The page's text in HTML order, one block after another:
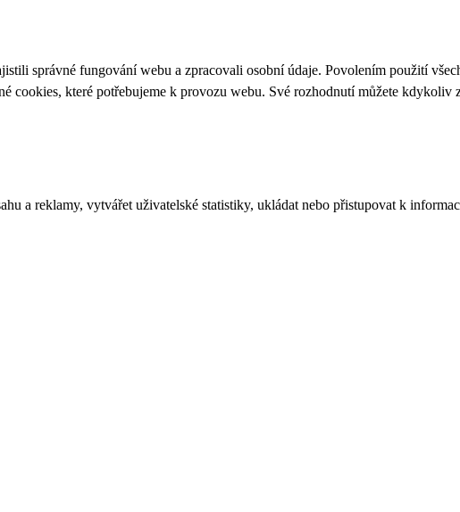
správné fungování webu a zpracovali osobní údaje. Povolením použití
cookies, které potřebujeme k provozu webu. Své rozhodnutí můžete kdykoliv
a reklamy, vytvářet uživatelské statistiky, ukládat nebo přistupovat k